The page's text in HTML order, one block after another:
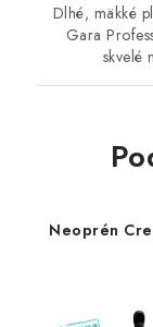
Dlhé, mäkké
Gara
skvelé
Neoprén